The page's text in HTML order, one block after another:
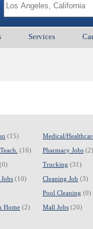
Services
(15)
(16)
(0)
Medical/
Pharmacy Jobs (2)
Trucking (31)
(10)
Home (2)
Cleaning Job (3)
Pool Cleaning (0)
Mall Jobs (20)